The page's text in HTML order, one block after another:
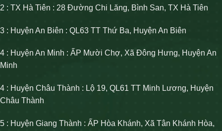
2 : TX Hà Tiên : 28 Đường Chi Lăng, Bình San, TX Hà Tiên
3 : Huyện An Biên : QL63 TT Thứ Ba, Huyện An Biên
4 : Huyện An Minh : ẤP Mười Chợ, Xã Đông Hưng, Huyện An
Minh
4 : Huyện Châu Thành : Lộ 19, QL61 TT Minh Lương, Huyện
Châu Thành
5 : Huyện Giang Thành : ẤP Hòa Khánh, Xã Tân Khánh Hòa,